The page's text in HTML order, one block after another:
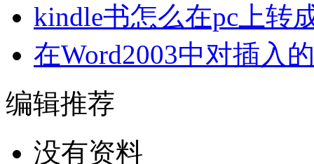
kindle书怎么在pc上转
在Word2003中对插入
编辑推荐
没有资料